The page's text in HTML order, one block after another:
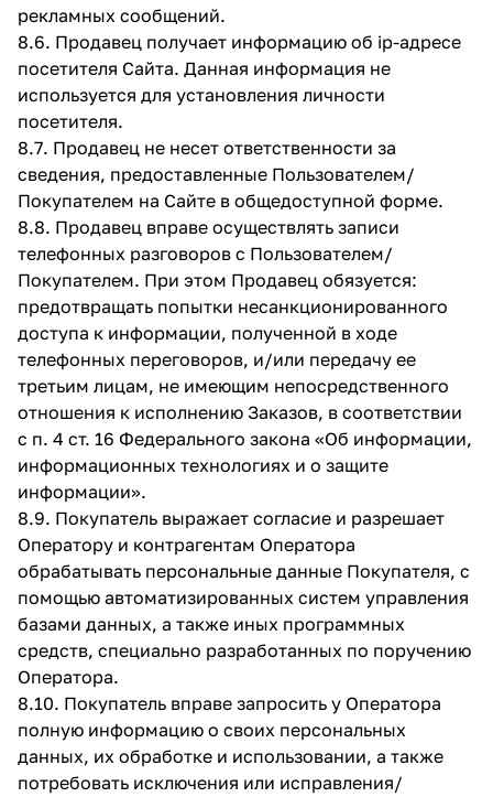
рекламных сообщений.
8.6. Продавец получает информацию об ip-адресе
посетителя Сайта. Данная информация не
используется для установления личности
посетителя.
8.7. Продавец не несет ответственности за
сведения, предоставленные Пользователем/
Покупателем на Сайте в общедоступной форме.
8.8. Продавец вправе осуществлять записи
телефонных разговоров с Пользователем/
Покупателем. При этом Продавец обязуется:
предотвращать попытки несанкционированного
доступа к информации, полученной в ходе
телефонных переговоров, и/или передачу ее
третьим лицам, не имеющим непосредственного
отношения к исполнению Заказов, в соответствии
с п. 4 ст. 16 Федерального закона «Об информации,
информационных технологиях и о защите
информации».
8.9. Покупатель выражает согласие и разрешает
Оператору и контрагентам Оператора
обрабатывать персональные данные Покупателя, с
помощью автоматизированных систем управления
базами данных, а также иных программных
средств, специально разработанных по поручению
Оператора.
8.10. Покупатель вправе запросить у Оператора
полную информацию о своих персональных
данных, их обработке и использовании, а также
потребовать исключения или исправления/